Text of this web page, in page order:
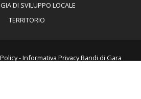
DI SVILUPPO LOCALE
TERRITORIO
-Informativa Privacy Bandi di Gara